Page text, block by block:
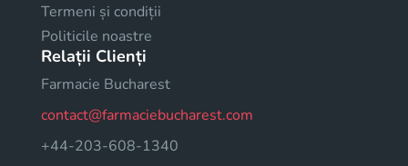
Termeni și condiții
Politicile noastre
Relații Clienți
Farmacie Bucharest
contact@farmaciebucharest.com
+44-203-608-1340